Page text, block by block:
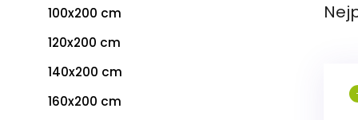
100x200 cm
120x200 cm
140x200 cm
160x200 cm